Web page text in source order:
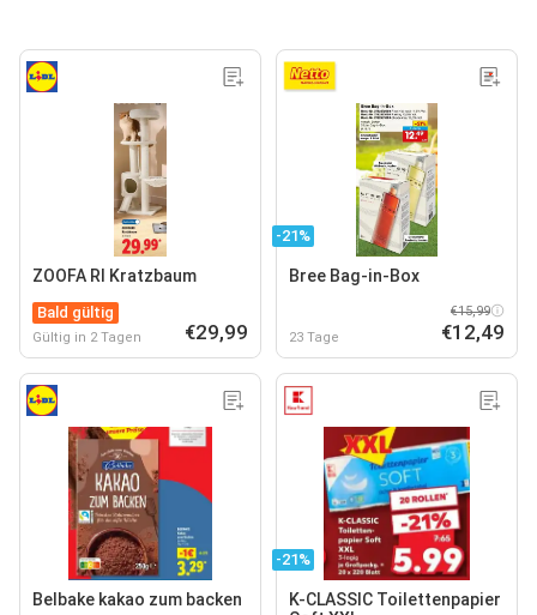
ZOOFA RI Kratzbaum
Bald gültig
Gültig in 2 Tagen €29,99
-21%
Bree Bag-in-Box
23 Tage
€15,99
€12,49
Belbake kakao zum backen
-21%
K-CLASSIC Toilettenpapier